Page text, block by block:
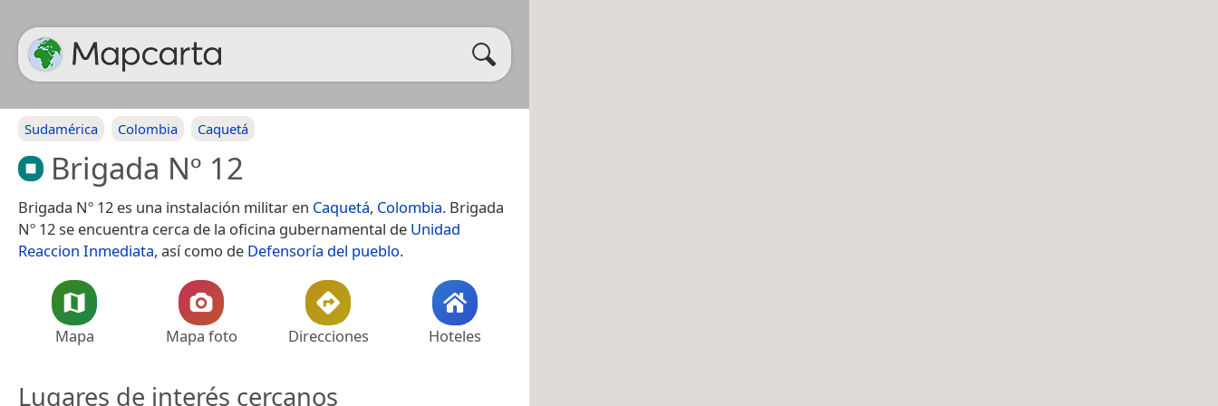
Sudamérica Colombia Caquetá
Brigada Nº 12
Brigada Nº 12 es una instalación militar en Caquetá, Colombia. Brigada
Nº 12 se encuentra cerca de la oficina gubernamental de Unidad
Reaccion Inmediata, así como de Defensoría del pueblo.
Mapa Mapa foto Direcciones Hoteles
Lugares de interés cercanos